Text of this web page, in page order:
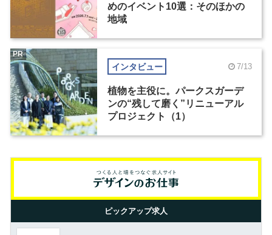
めのイベント10選：そのほかの
地域
インタビュー 7/13
植物を主役に。パークスガーデ
ンの“残して磨く”リニューアル
プロジェクト（1）
PR
ピックアップ求人